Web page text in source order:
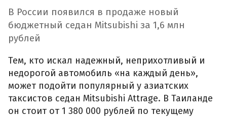
В России появился в продаже новый
бюджетный седан Mitsubishi за 1,6 млн
рублей
Тем, кто искал надежный, неприхотливый и
недорогой автомобиль «на каждый день»,
может подойти популярный у азиатских
таксистов седан Mitsubishi Attrage. В Таиланде
он стоит от 1 380 000 рублей по текущему